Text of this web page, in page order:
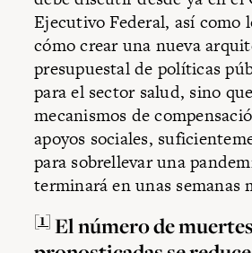
Ejecutivo Federal, así como
cómo crear una nueva
presupuestal de políticas
para el sector salud, sino
mecanismos de
apoyos sociales,
para sobrellevar una
terminará en unas semanas
[1] El número de muertes